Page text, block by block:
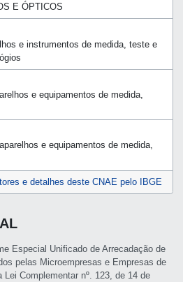
E ÓPTICOS
e instrumentos de medida, teste e
e equipamentos de medida,
e equipamentos de medida,
e detalhes deste CNAE pelo IBGE
Especial Unificado de Arrecadação de
pelas Microempresas e Empresas de
Complementar nº. 123, de 14 de